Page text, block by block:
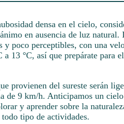
densa en el cielo,
en ausencia de luz natural.
y poco perceptibles, con una
13 °C, así que prepárate para
provienen del sureste serán
de 9 km/h. Anticipamos un cielo
y aprender sobre la
tipo de actividades.